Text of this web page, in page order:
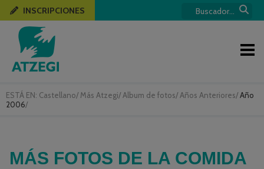
ESTÁ EN: Castellano/ Más Atzegi/ Album de fotos/ Años Anteriores/Año
2006/
INSCRIPCIONES
MÁS FOTOS DE LA COMIDA